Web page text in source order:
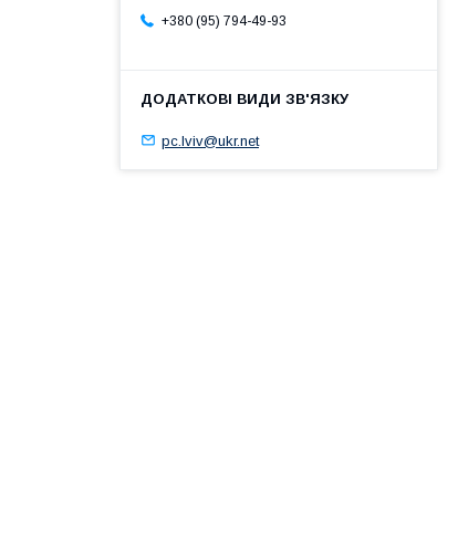
+380 (95) 794-49-93
pc.lviv@ukr.net